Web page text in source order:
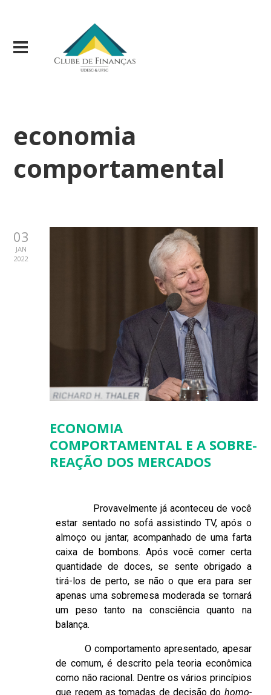
economia
comportamental
03
JAN
2022
ECONOMIA
COMPORTAMENTAL E A SOBRE-
REAÇÃO DOS MERCADOS
Provavelmente já aconteceu de você
estar sentado no sofá assistindo TV, após o
almoço ou jantar, acompanhado de uma farta
caixa de bombons. Após você comer certa
quantidade de doces, se sente obrigado a
tirá-los de perto, se não o que era para ser
apenas uma sobremesa moderada se tornará
um peso tanto na consciência quanto na
balança.
O comportamento apresentado, apesar
de comum, é descrito pela teoria econômica
como não racional. Dentre os vários princípios
que regem as tomadas de decisão do homo-